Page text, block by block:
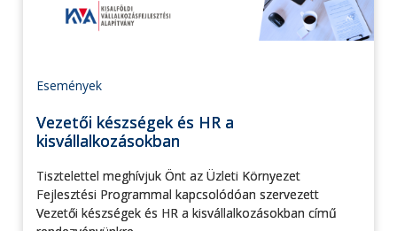
Események
Vezetői készségek és HR a
kisvállalkozásokban
Tisztelettel meghívjuk Önt az Üzleti Környezet
Fejlesztési Programmal kapcsolódóan szervezett
Vezetői készségek és HR a kisvállalkozásokban című